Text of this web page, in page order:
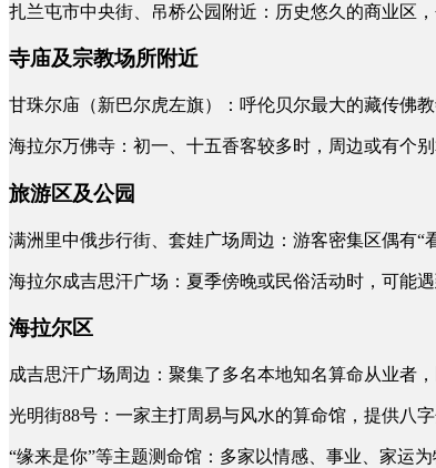
扎兰屯市中央街、吊桥公园附近：历史悠久的商业区
寺庙及宗教场所附近
甘珠尔庙（新巴尔虎左旗）：呼伦贝尔最大的藏传佛
海拉尔万佛寺：初一、十五香客较多时，周边或有个别
旅游区及公园
满洲里中俄步行街、套娃广场周边：游客密集区偶有“
海拉尔成吉思汗广场：夏季傍晚或民俗活动时，可能遇
海拉尔区
成吉思汗广场周边：聚集了多名本地知名算命从业者，
光明街88号：一家主打周易与风水的算命馆，提供八
“缘来是你”等主题测命馆：多家以情感、事业、家运